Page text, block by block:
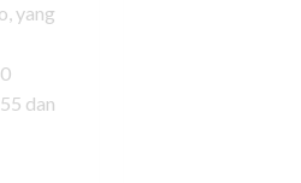
yang
dan